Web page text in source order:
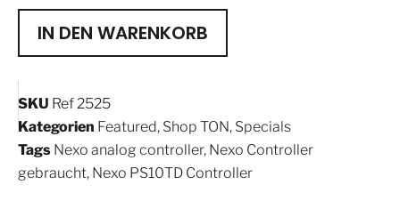
IN DEN WARENKORB
SKU Ref 2525
Kategorien Featured, Shop TON, Specials
Tags Nexo analog controller, Nexo Controller
gebraucht, Nexo PS10TD Controller